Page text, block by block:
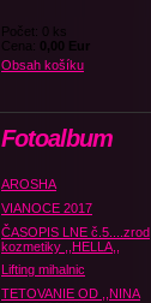
Počet: 0 ks
Cena: 0,00 Eur
Obsah košíku
Fotoalbum
AROSHA
VIANOCE 2017
ČASOPIS LNE č.5....zrod
kozmetiky ,,HELLA,,
Lifting mihalnic
TETOVANIE OD ,,NINA